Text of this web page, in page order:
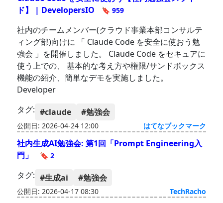
ド】 | DevelopersIO
🔖 959
社内のチームメンバー(クラウド事業本部コンサルテ
ィング部)向けに 「 Claude Code を安全に使おう勉
強会 」を開催しました。 Claude Code をセキュアに
使う上での、 基本的な考え方や権限/サンドボックス
機能の紹介、簡単なデモを実施しました。
Developer
タグ: #claude #勉強会
公開日: 2026-04-24 12:00 はてなブックマーク
社内生成AI勉強会: 第1回「Prompt Engineering入
門」
🔖 2
タグ: #生成ai #勉強会
公開日: 2026-04-17 08:30 TechRacho